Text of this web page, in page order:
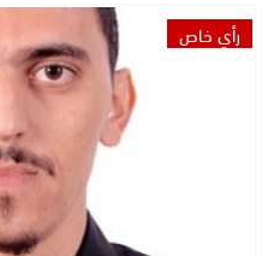
رأي خاص